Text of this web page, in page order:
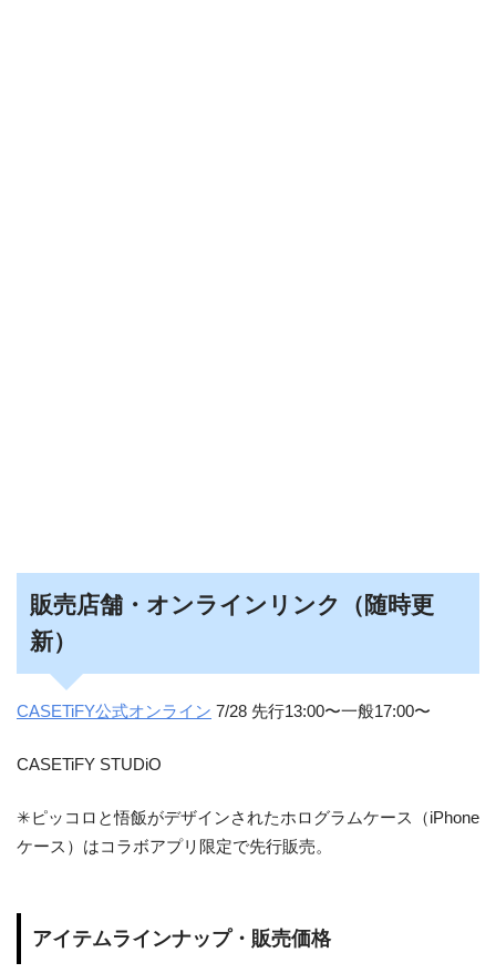
販売店舗・オンラインリンク（随時更
新）
CASETiFY公式オンライン 7/28 先行13:00〜一般17:00〜
CASETiFY STUDiO
✳︎ピッコロと悟飯がデザインされたホログラムケース（iPhone
ケース）はコラボアプリ限定で先行販売。
アイテムラインナップ・販売価格